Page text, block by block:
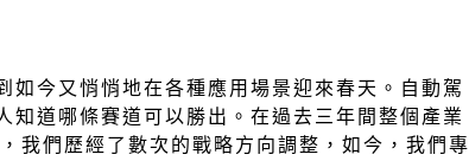
今又悄悄地在各種應用場景迎來春天。自動駕
道哪條賽道可以勝出。在過去三年間整個產業
我們歷經了數次的戰略方向調整，如今，我們專